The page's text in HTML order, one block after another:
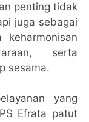
penting tidak
juga sebagai
serta
sesama.
yang
Efrata patut